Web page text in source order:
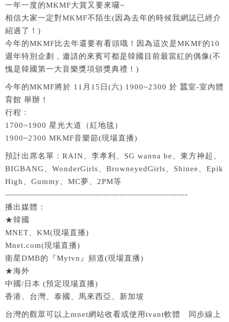
一年一度的MKMF大賞又要來囉~
相信大家一定對MKMF不陌生(因為去年的時候我網誌已經介
紹過了！)
今年的MKMF比去年還要有看頭哦！因為這次是MKMF的10
週年特別企劃，邀請的來賓可都是韓國目前最當紅的偶像(不
愧是韓國第一大音樂獎項頒獎典禮！)
今年的MKMF將於 11月15日(六) 1900~2300 於 蠶室-室內體
育館 舉辦！
行程：
1700~1900 星光大道（紅地毯）
1900~2300 MKMF音樂節(現場直播)
預計出席名單：RAIN、李孝利、SG wanna be、東方神起、
BIGBANG、WonderGirls、BrowneyedGirls、Shinee、Epik
High、Gummy、MC夢、2PM等
——————————————————————-
播出媒體：
★韓國
MNET、KM(現場直播)
Mnet.com(現場直播)
衛星DMB的『Mytvn』頻道(現場直播)
★海外
中國/日本 (預定現場直播)
香港、台灣、泰國、馬來西亞、新加坡
台灣的觀眾可以上mnet網站收看或使用tvant軟體 同步線上